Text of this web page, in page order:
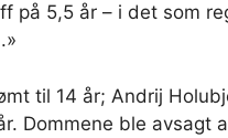
på 5,5 år – i det som
til 14 år; Andrij
Dommene ble avsagt